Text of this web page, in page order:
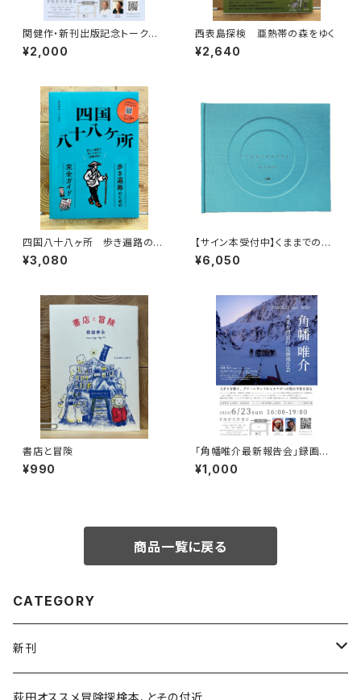
関健作・新刊出版記念トークイ
ベント録画視聴権
¥2,000
西表島探検 亜熱帯の森をゆく
¥2,640
四国八十八ヶ所 歩き遍路のた
めの完全ガイド
¥3,080
【サイン本受付中】くままでのお
さらい〈特装新版〉
¥6,050
書店と冒険
¥990
「角幡唯介最新報告会」録画視
聴権
¥1,000
商品一覧に戻る
CATEGORY
新刊
和書
荻田オススメ冒険探検本、とその付近